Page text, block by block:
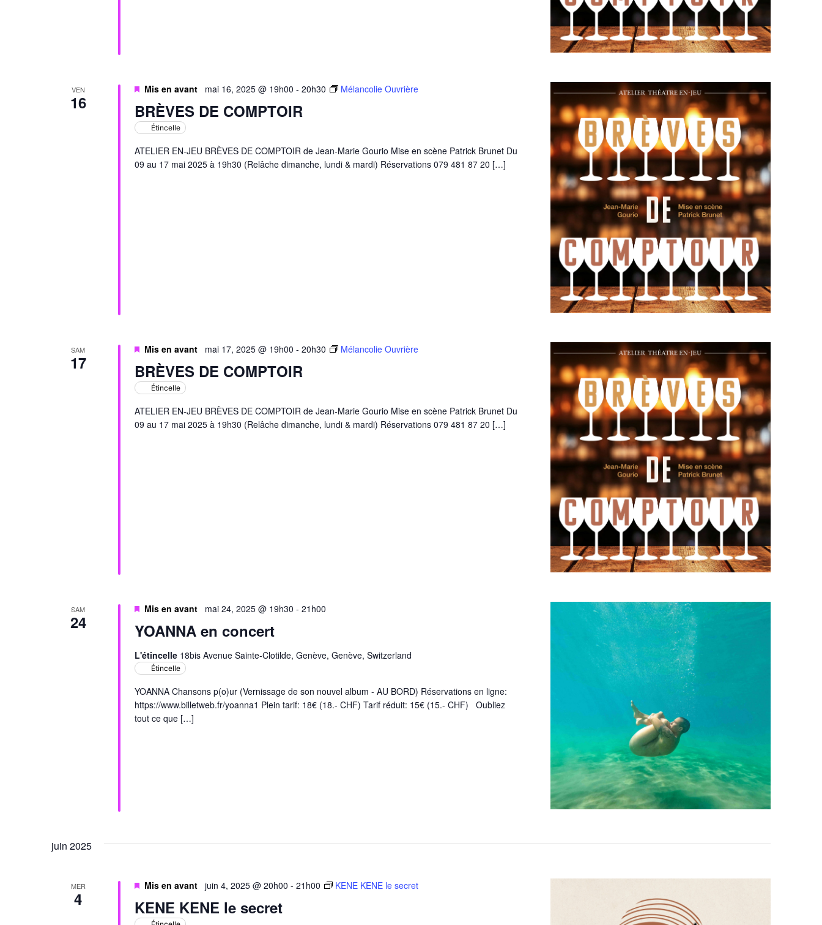
VEN
16 BRÈVES DE COMPTOIR
Mis en avant mai 16, 2025 @ 19h00 - 20h30 Mélancolie Ouvrière
Étincelle
ATELIER EN-JEU BRÈVES DE COMPTOIR de Jean-Marie Gourio Mise en scène Patrick Brunet Du
09 au 17 mai 2025 à 19h30 (Relâche dimanche, lundi & mardi) Réservations 079 481 87 20 […]
SAM
17 BRÈVES DE COMPTOIR
Mis en avant mai 17, 2025 @ 19h00 - 20h30 Mélancolie Ouvrière
Étincelle
ATELIER EN-JEU BRÈVES DE COMPTOIR de Jean-Marie Gourio Mise en scène Patrick Brunet Du
09 au 17 mai 2025 à 19h30 (Relâche dimanche, lundi & mardi) Réservations 079 481 87 20 […]
SAM
24 YOANNA en concert
Mis en avant mai 24, 2025 @ 19h30 - 21h00
L'étincelle 18bis Avenue Sainte-Clotilde, Genève, Genève, Switzerland
Étincelle
YOANNA Chansons p(o)ur (Vernissage de son nouvel album - AU BORD) Réservations en ligne:
https://www.billetweb.fr/yoanna1 Plein tarif: 18€ (18.- CHF) Tarif réduit: 15€ (15.- CHF) Oubliez
tout ce que […]
juin 2025
MER
4 KENE KENE le secret
Mis en avant juin 4, 2025 @ 20h00 - 21h00 KENE KENE le secret